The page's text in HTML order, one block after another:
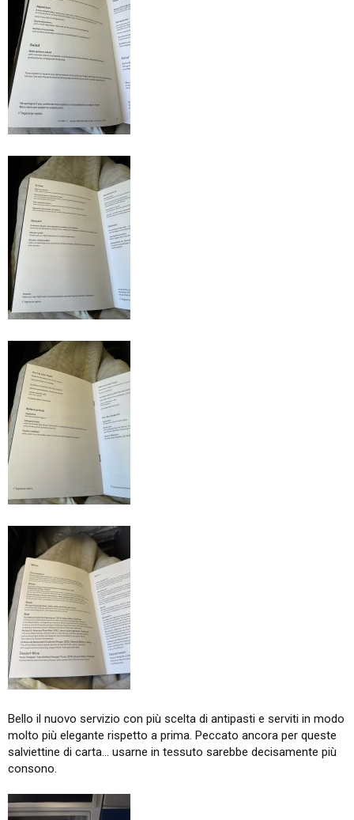
Bello il nuovo servizio con più scelta di antipasti e serviti in modo
molto più elegante rispetto a prima. Peccato ancora per queste
salviettine di carta... usarne in tessuto sarebbe decisamente più
consono.